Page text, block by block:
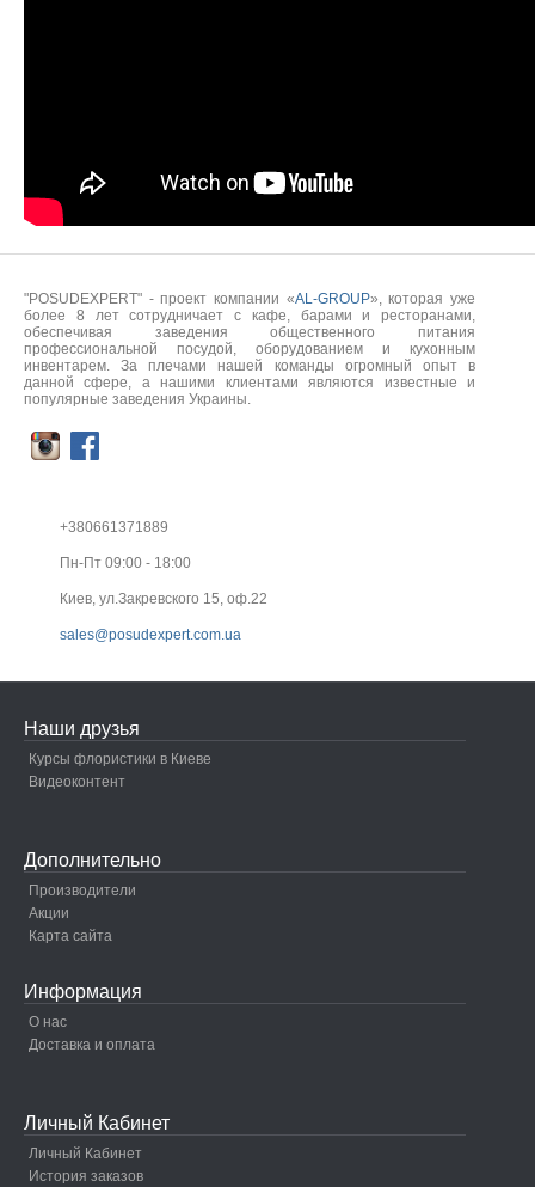
"POSUDEXPERT" - проект компании «AL-GROUP», которая уже
более 8 лет сотрудничает с кафе, барами и ресторанами,
обеспечивая заведения общественного питания
профессиональной посудой, оборудованием и кухонным
инвентарем. За плечами нашей команды огромный опыт в
данной сфере, а нашими клиентами являются известные и
популярные заведения Украины.
+380661371889
Пн-Пт 09:00 - 18:00
Киев, ул.Закревского 15, оф.22
sales@posudexpert.com.ua
Наши друзья
Курсы флористики в Киеве
Видеоконтент
Дополнительно
Производители
Акции
Карта сайта
Информация
О нас
Доставка и оплата
Личный Кабинет
Личный Кабинет
История заказов